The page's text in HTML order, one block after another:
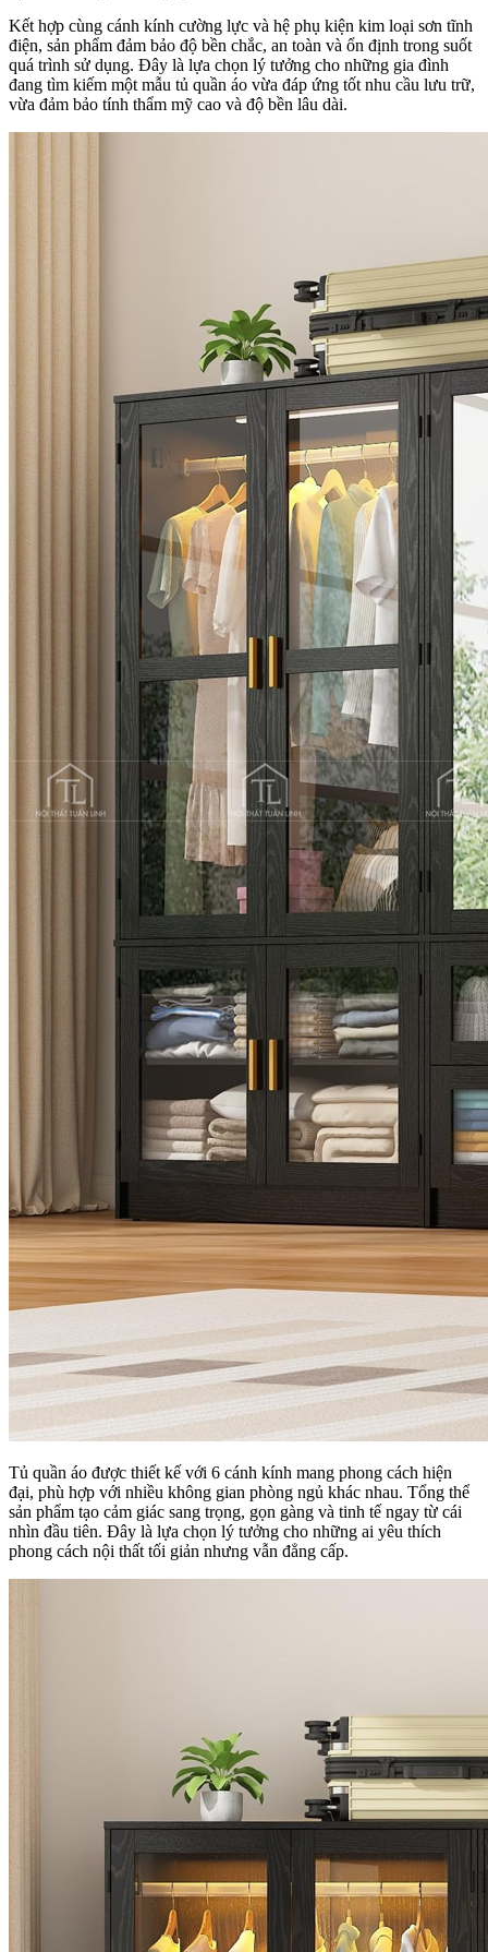
Kết hợp cùng cánh kính cường lực và hệ phụ kiện kim loại sơn tĩnh
điện, sản phẩm đảm bảo độ bền chắc, an toàn và ổn định trong suốt
quá trình sử dụng. Đây là lựa chọn lý tưởng cho những gia đình
đang tìm kiếm một mẫu tủ quần áo vừa đáp ứng tốt nhu cầu lưu trữ,
vừa đảm bảo tính thẩm mỹ cao và độ bền lâu dài.
Tủ quần áo được thiết kế với 6 cánh kính mang phong cách hiện
đại, phù hợp với nhiều không gian phòng ngủ khác nhau. Tổng thể
sản phẩm tạo cảm giác sang trọng, gọn gàng và tinh tế ngay từ cái
nhìn đầu tiên. Đây là lựa chọn lý tưởng cho những ai yêu thích
phong cách nội thất tối giản nhưng vẫn đẳng cấp.